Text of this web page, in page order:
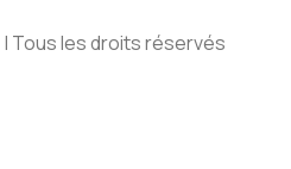
| Tous les droits réservés